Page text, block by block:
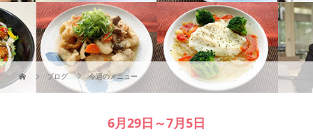
ブログ 今週のメニュー
6月29日～7月5日